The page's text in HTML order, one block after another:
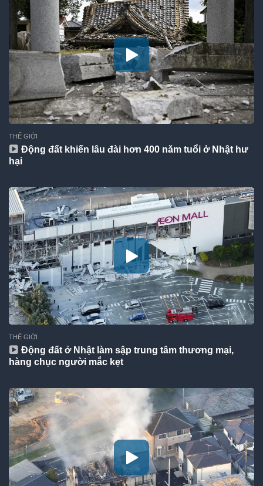
THẾ GIỚI
Động đất khiến lâu đài hơn 400 năm tuổi ở Nhật hư
hại
THẾ GIỚI
Động đất ở Nhật làm sập trung tâm thương mại,
hàng chục người mắc kẹt